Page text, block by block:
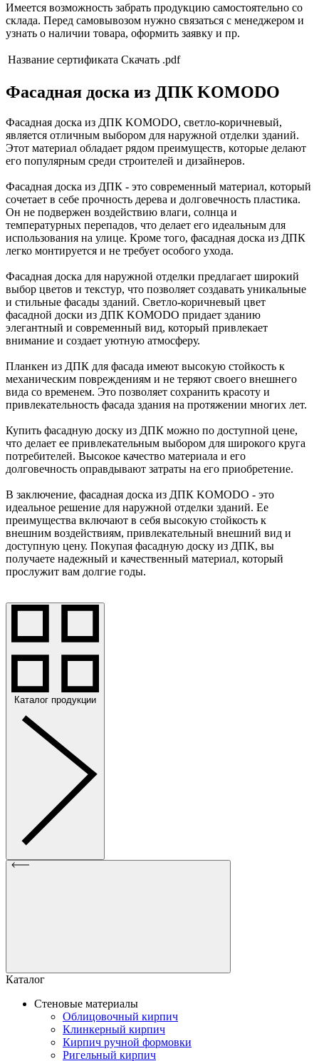
Имеется возможность забрать продукцию самостоятельно со
склада. Перед самовывозом нужно связаться с менеджером и
узнать о наличии товара, оформить заявку и пр.
Название сертификата Скачать .pdf
Фасадная доска из ДПК KOMODO
Фасадная доска из ДПК KOMODO, светло-коричневый,
является отличным выбором для наружной отделки зданий.
Этот материал обладает рядом преимуществ, которые делают
его популярным среди строителей и дизайнеров.
Фасадная доска из ДПК - это современный материал, который
сочетает в себе прочность дерева и долговечность пластика.
Он не подвержен воздействию влаги, солнца и
температурных перепадов, что делает его идеальным для
использования на улице. Кроме того, фасадная доска из ДПК
легко монтируется и не требует особого ухода.
Фасадная доска для наружной отделки предлагает широкий
выбор цветов и текстур, что позволяет создавать уникальные
и стильные фасады зданий. Светло-коричневый цвет
фасадной доски из ДПК KOMODO придает зданию
элегантный и современный вид, который привлекает
внимание и создает уютную атмосферу.
Планкен из ДПК для фасада имеют высокую стойкость к
механическим повреждениям и не теряют своего внешнего
вида со временем. Это позволяет сохранить красоту и
привлекательность фасада здания на протяжении многих лет.
Купить фасадную доску из ДПК можно по доступной цене,
что делает ее привлекательным выбором для широкого круга
потребителей. Высокое качество материала и его
долговечность оправдывают затраты на его приобретение.
В заключение, фасадная доска из ДПК KOMODO - это
идеальное решение для наружной отделки зданий. Ее
преимущества включают в себя высокую стойкость к
внешним воздействиям, привлекательный внешний вид и
доступную цену. Покупая фасадную доску из ДПК, вы
получаете надежный и качественный материал, который
прослужит вам долгие годы.
Каталог продукции
Каталог
Стеновые материалы
Облицовочный кирпич
Клинкерный кирпич
Кирпич ручной формовки
Ригельный кирпич